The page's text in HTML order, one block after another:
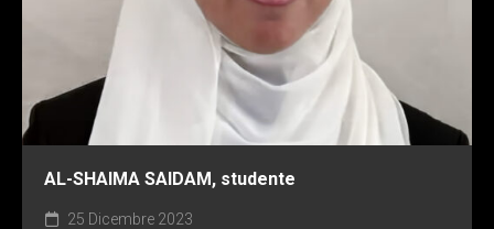
AL-SHAIMA SAIDAM, studente
25 Dicembre 2023